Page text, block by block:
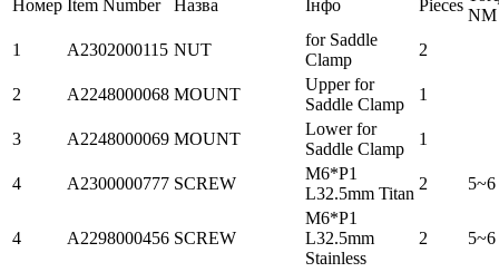
Номер Item Number Назва Інфо Pieces
NM
1
A2302000115 NUT
for Saddle
Clamp
2
2 A2248000068 MOUNT
Upper for
Saddle Clamp
1
3 A2248000069 MOUNT
Lower for
Saddle Clamp
1
4 A2300000777 SCREW
M6*P1
L32.5mm Titan
2 5~6
4 A2298000456 SCREW
M6*P1
L32.5mm
Stainless
2 5~6